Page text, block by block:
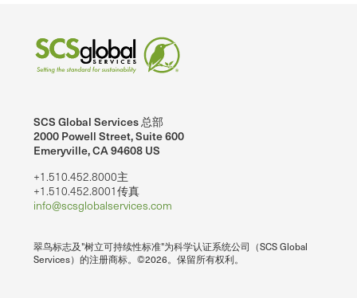
SCS Global Services 总部
2000 Powell Street, Suite 600
Emeryville, CA 94608 US
+1.510.452.8000主
+1.510.452.8001传真
info@scsglobalservices.com
翠鸟标志及"树立可持续性标准"为科学认证系统公司（SCS Global
Services）的注册商标。©2026。保留所有权利。